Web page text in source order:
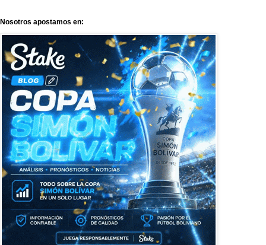
Nosotros apostamos en: